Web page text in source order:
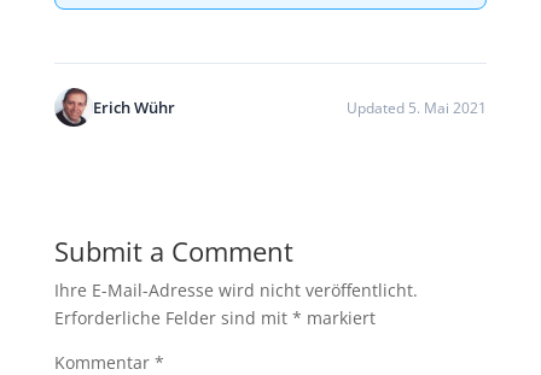
Erich Wühr Updated 5. Mai 2021
Submit a Comment
Ihre E-Mail-Adresse wird nicht veröffentlicht.
Erforderliche Felder sind mit * markiert
Kommentar *